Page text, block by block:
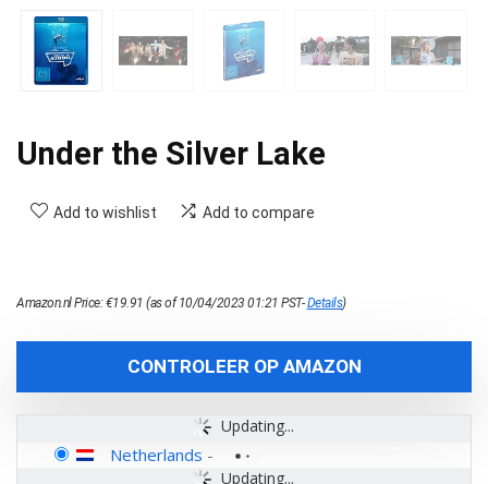
Under the Silver Lake
Add to wishlist Add to compare
Amazon.nl Price:€19.91 (as of 10/04/2023 01:21 PST-Details)
CONTROLEER OP AMAZON
Updating...
Updating...
Netherlands -